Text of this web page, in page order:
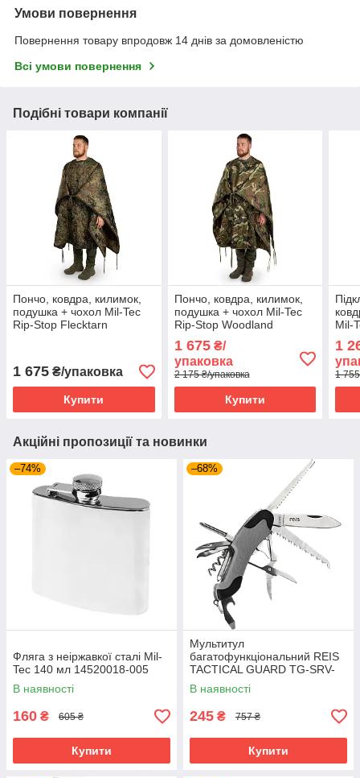
Умови повернення
Повернення товару впродовж 14 днів за домовленістю
Всі умови повернення
Подібні товари компанії
Пончо, ковдра, килимок,
подушка + чохол Mil-Tec
Rip-Stop Flecktarn
1 675 ₴/упаковка
Купити
Пончо, ковдра, килимок,
подушка + чохол Mil-Tec
Rip-Stop Woodland
14424520
1 675₴/
упаковка
2 175 ₴/упаковка
Купити
Mil-
1
1
Акційні пропозиції та новинки
–74%
Фляга з неіржавкої сталі Mil-
Tec 140 мл 14520018-005
В наявності
160 ₴ 605 ₴
Купити
–68%
Мультитул
багатофункціональний REIS
TACTICAL GUARD TG-SRV-
MFKP-R SB сіро-чорний
В наявності
245 ₴ 757 ₴
Купити